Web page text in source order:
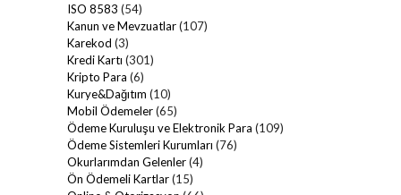
ISO 8583 (54)
Kanun ve Mevzuatlar(107)
Karekod (3)
Kredi Kartı (301)
Kripto Para (6)
Kurye&Dağıtım (10)
Mobil Ödemeler(65)
Ödeme Kuruluşu ve Elektronik Para (109)
Ödeme Sistemleri Kurumları (76)
Okurlarımdan Gelenler(4)
Ön Ödemeli Kartlar(15)